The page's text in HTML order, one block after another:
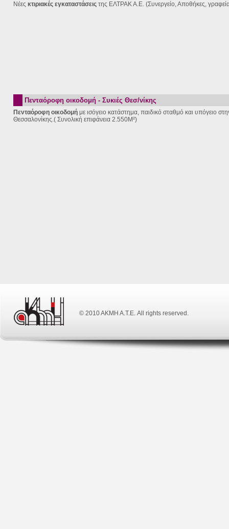
Νέες κτιριακές εγκαταστάσεις της ΕΛΤΡΑΚ Α.Ε. (Συνεργείο, Αποθήκες,
Πενταόροφη οικοδομή - Συκιές Θεσ/νίκης
Πενταόροφη οικοδομή με ισόγειο κατάστημα, παιδικό σταθμό και υπόγειο
Θεσσαλονίκης.( Συνολική επιφάνεια 2.550Μ²)
© 2010 ΑΚΜΗ Α.Τ.Ε. All rights reserved.